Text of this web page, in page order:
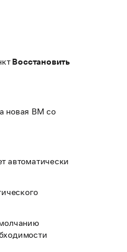
Восстановить
новая ВМ со
автоматически